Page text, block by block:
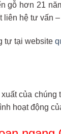
gỗ hơn 21
hệ tư vấn
tự tại website
của chúng
hoạt động